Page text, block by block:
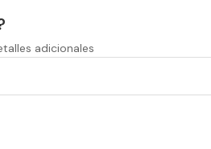
adicionales